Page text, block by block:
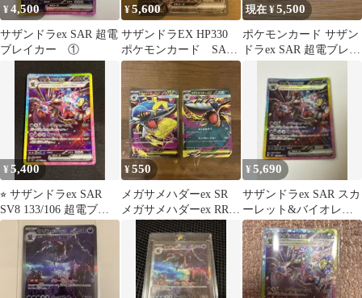
¥4,500
サザンドラex SAR 超電
ブレイカー ①
¥5,600
サザンドラEX HP330
ポケモンカード SAR
sar
現在 ¥5,500
ポケモンカード サザン
ドラex SAR 超電ブレイ
¥5,400
⭐︎ サザンドラex SAR
SV8 133/106 超電ブレ
イカー 状態良好
¥550
メガサメハダーex SR
メガサメハダーex RR
インフェルノX
¥5,690
サザンドラex SAR スカ
ーレット&バイオレッ
ト 拡張パック 超電ブレ
イカー…